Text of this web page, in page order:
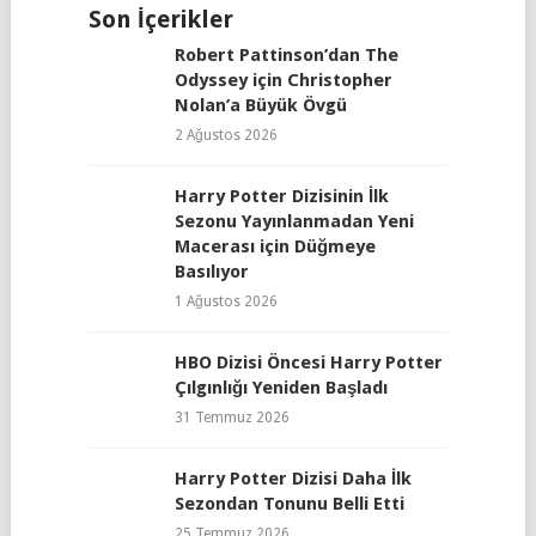
Son İçerikler
Robert Pattinson’dan The
Odyssey için Christopher
Nolan’a Büyük Övgü
2 Ağustos 2026
Harry Potter Dizisinin İlk
Sezonu Yayınlanmadan Yeni
Macerası için Düğmeye
Basılıyor
1 Ağustos 2026
HBO Dizisi Öncesi Harry Potter
Çılgınlığı Yeniden Başladı
31 Temmuz 2026
Harry Potter Dizisi Daha İlk
Sezondan Tonunu Belli Etti